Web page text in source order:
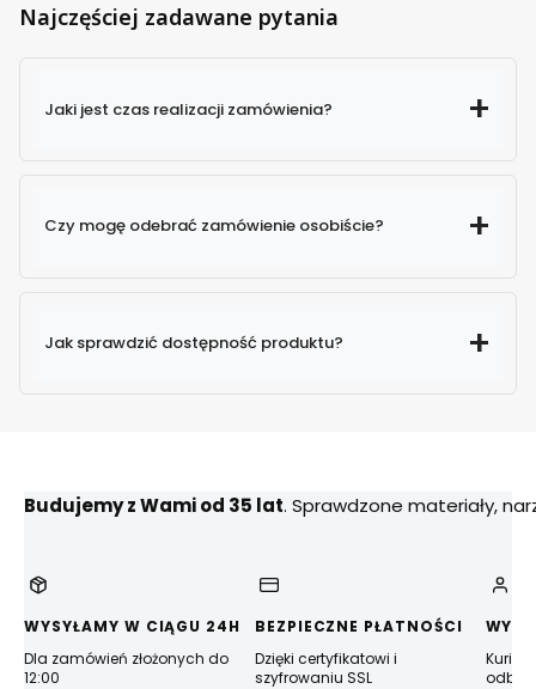
Najczęściej zadawane pytania
Jaki jest czas realizacji zamówienia?
Czy mogę odebrać zamówienie osobiście?
Jak sprawdzić dostępność produktu?
Budujemy z Wami od 35 lat. Sprawdzone materiały,
WYSYŁAMY W CIĄGU 24H
Dla zamówień złożonych do
12:00
BEZPIECZNE PŁATNOŚCI
Dzięki certyfikatowi i
szyfrowaniu SSL